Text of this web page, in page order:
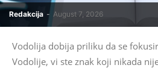
Redakcija - August 7, 2026
Vodolija dobija priliku da se
Vodolije, vi ste znak koji nikada